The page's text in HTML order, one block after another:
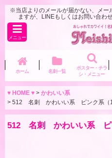
※当店よりのメールが届かない、メー
ますが、LINEもしくはお問い合わ
メニュー
ホーム 名刺一覧
ポスター・チラ
シ・メニュー
♥ HOME ♥ > かわいい系
> 512 名刺 かわいい系 ピンク系（1
512 名刺 かわいい系 ピ